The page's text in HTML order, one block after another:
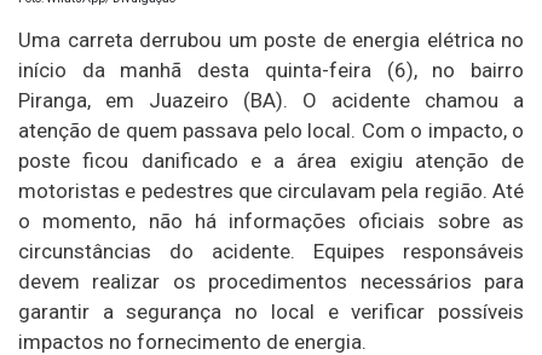
Uma carreta derrubou um poste de energia elétrica no
início da manhã desta quinta-feira (6), no bairro
Piranga, em Juazeiro (BA). O acidente chamou a
atenção de quem passava pelo local. Com o impacto, o
poste ficou danificado e a área exigiu atenção de
motoristas e pedestres que circulavam pela região. Até
o momento, não há informações oficiais sobre as
circunstâncias do acidente. Equipes responsáveis
devem realizar os procedimentos necessários para
garantir a segurança no local e verificar possíveis
impactos no fornecimento de energia.